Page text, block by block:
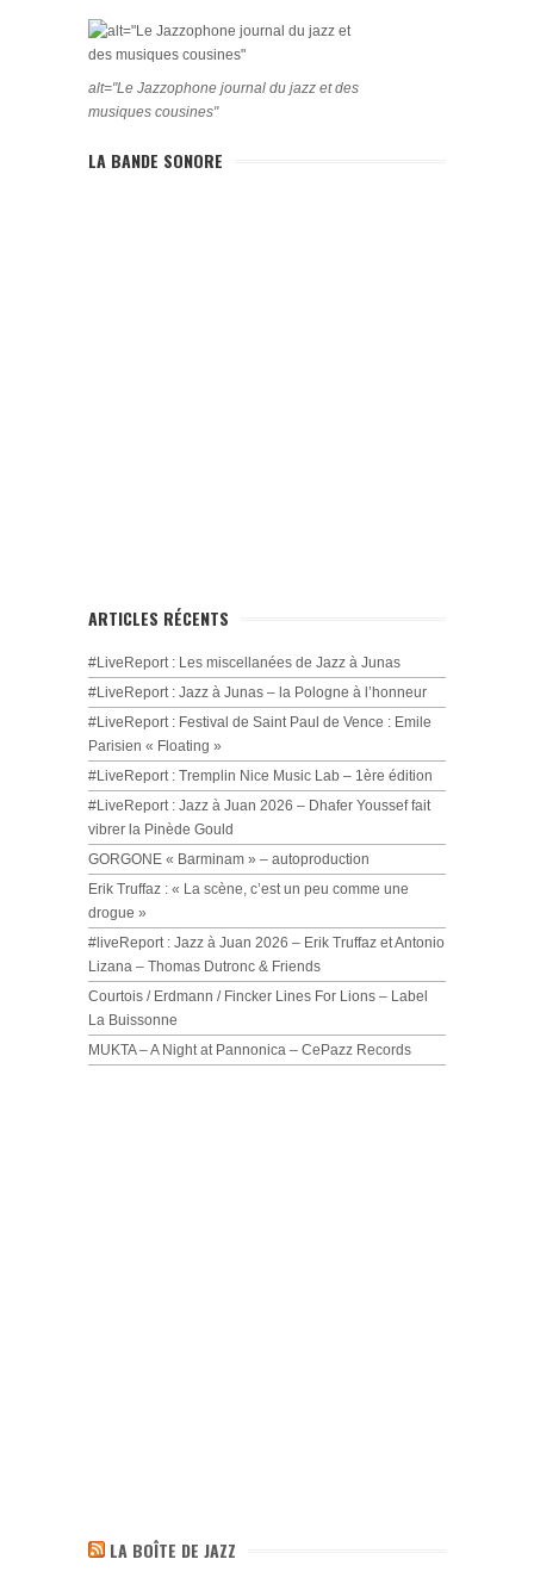
alt="Le Jazzophone journal du jazz et des
musiques cousines"
LA BANDE SONORE
ARTICLES RÉCENTS
#LiveReport : Les miscellanées de Jazz à Junas
#LiveReport : Jazz à Junas – la Pologne à l’honneur
#LiveReport : Festival de Saint Paul de Vence : Emile
Parisien « Floating »
#LiveReport : Tremplin Nice Music Lab – 1ère édition
#LiveReport : Jazz à Juan 2026 – Dhafer Youssef fait
vibrer la Pinède Gould
GORGONE « Barminam » – autoproduction
Erik Truffaz : « La scène, c’est un peu comme une
drogue »
#liveReport : Jazz à Juan 2026 – Erik Truffaz et Antonio
Lizana – Thomas Dutronc & Friends
Courtois / Erdmann / Fincker Lines For Lions – Label
La Buissonne
MUKTA – A Night at Pannonica – CePazz Records
LA BOÎTE DE JAZZ